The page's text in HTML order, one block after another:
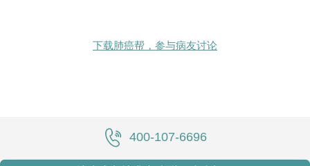
下载肺癌帮，参与病友讨论
400-107-6696